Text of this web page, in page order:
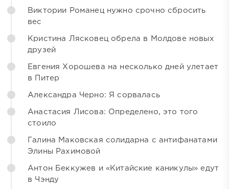
Виктории Романец нужно срочно сбросить
вес
Кристина Лясковец обрела в Молдове новых
друзей
Евгения Хорошева на несколько дней улетает
в Питер
Александра Черно: Я сорвалась
Анастасия Лисова: Определено, это того
стоило
Галина Маковская солидарна с антифанатами
Элины Рахимовой
Антон Беккужев и «Китайские каникулы» едут
в Чэнду